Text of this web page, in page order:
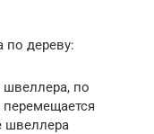
по дереву:
швеллера, по
швеллера